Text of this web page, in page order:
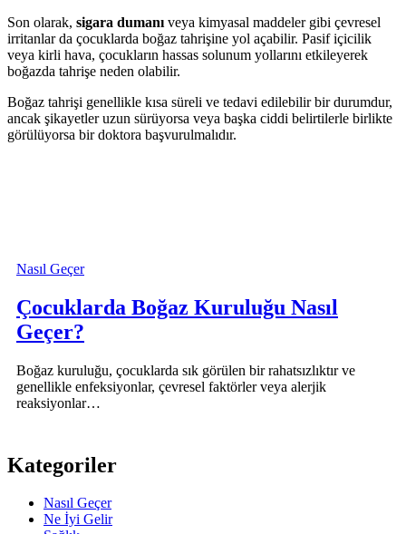
Son olarak, sigara dumanı veya kimyasal maddeler gibi çevresel
irritanlar da çocuklarda boğaz tahrişine yol açabilir. Pasif içicilik
veya kirli hava, çocukların hassas solunum yollarını etkileyerek
boğazda tahrişe neden olabilir.
Boğaz tahrişi genellikle kısa süreli ve tedavi edilebilir bir durumdur,
ancak şikayetler uzun sürüyorsa veya başka ciddi belirtilerle birlikte
görülüyorsa bir doktora başvurulmalıdır.
Nasıl Geçer
Çocuklarda Boğaz Kuruluğu Nasıl
Geçer?
Boğaz kuruluğu, çocuklarda sık görülen bir rahatsızlıktır ve
genellikle enfeksiyonlar, çevresel faktörler veya alerjik
reaksiyonlar…
Kategoriler
Nasıl Geçer
Ne İyi Gelir